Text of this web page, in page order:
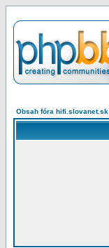
Obsah fóra hifi.slovanet.sk